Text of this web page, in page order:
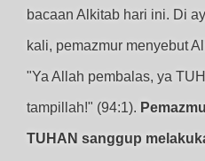
bacaan Alkitab hari ini. Di
kali, pemazmur menyebut
"Ya Allah pembalas, ya
tampillah!" (94:1).
TUHAN sanggup